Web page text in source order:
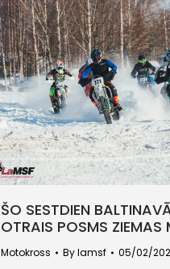
ŠO SESTDIEN
OTRAIS POSMS
Motokross Bylamsf 05/02/